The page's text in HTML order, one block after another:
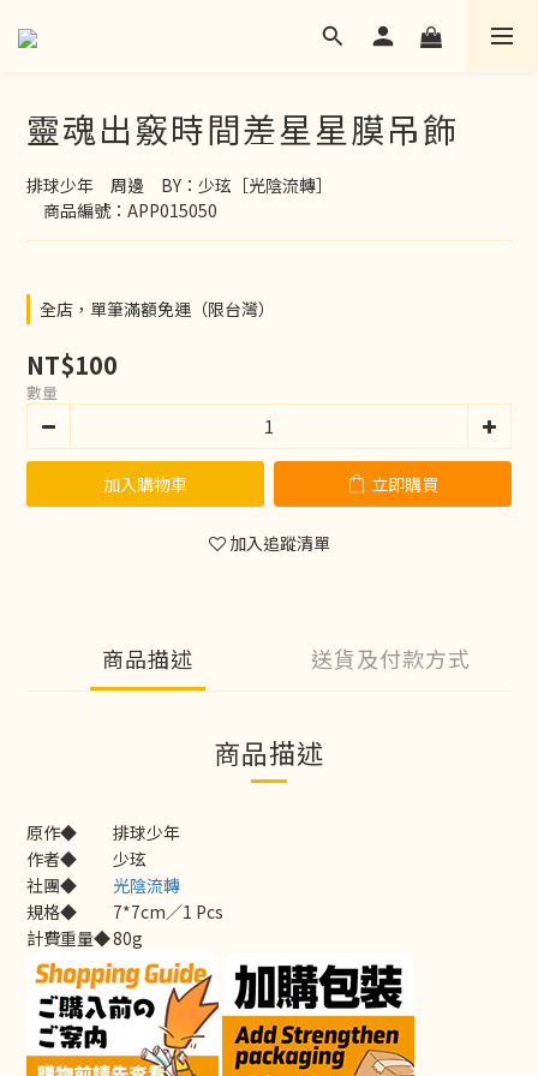
靈魂出竅時間差星星膜吊飾
排球少年　周邊　BY：少玹［光陰流轉］
商品編號：APP015050
全店，單筆滿額免運（限台灣）
NT$100
數量
加入購物車 立即購買
加入追蹤清單
商品描述 送貨及付款方式
商品描述
原作◆
排球少年
作者◆
少玹
社團◆
光陰流轉
規格◆
7*7cm／1 Pcs
計費重量◆80g